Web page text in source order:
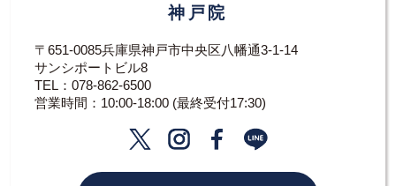
神戸院
〒651-0085兵庫県神戸市中央区八幡通3-1-14
サンシポートビル8
TEL： 078-862-6500
営業時間：10:00-18:00 (最終受付17:30)